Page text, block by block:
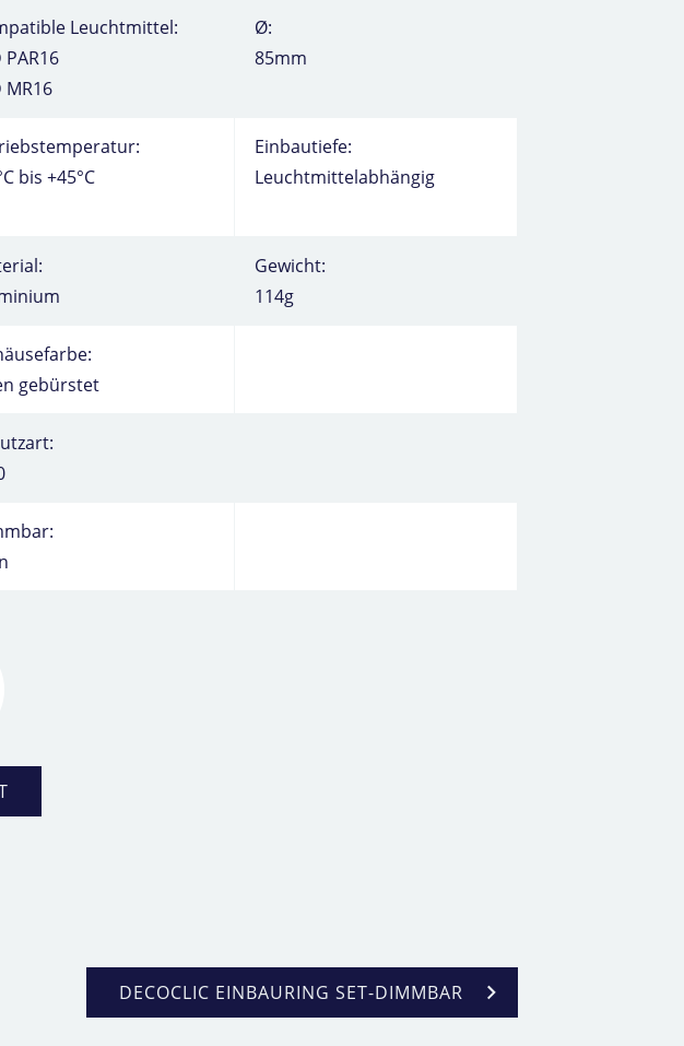
Leuchtmittel:
PAR16
MR16
Ø:
85mm
bis +45°C
Einbautiefe:
Leuchtmittelabhängig
Gewicht:
114g
gebürstet
DECOCLIC EINBAURING SET-DIMMBAR